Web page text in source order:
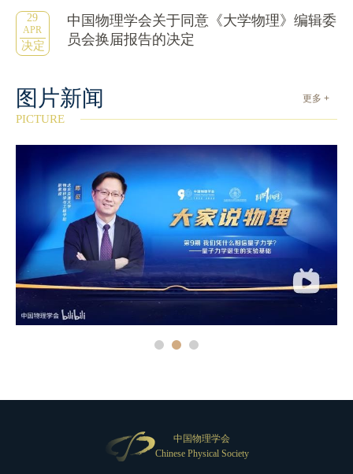
29
APR
决定
中国物理学会关于同意《大学物理》编辑委
员会换届报告的决定
更多 +
图片新闻
PICTURE
中国物理学会
Chinese Physical Society